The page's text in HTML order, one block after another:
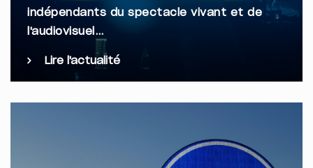
indépendants du spectacle vivant et de
l'audiovisuel…
Lire l'actualité